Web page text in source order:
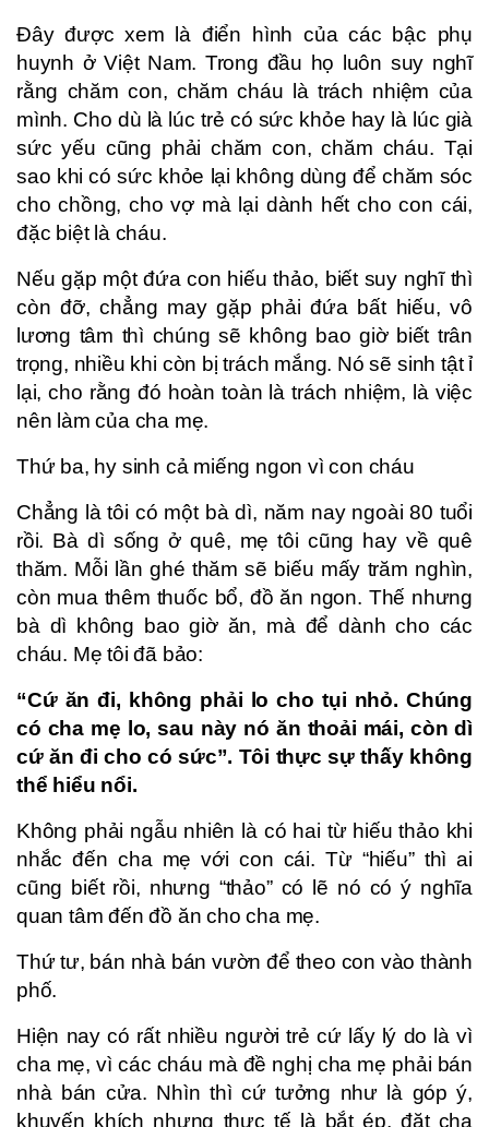
Đây được xem là điển hình của các bậc phụ
huynh ở Việt Nam. Trong đầu họ luôn suy nghĩ
rằng chăm con, chăm cháu là trách nhiệm của
mình. Cho dù là lúc trẻ có sức khỏe hay là lúc già
sức yếu cũng phải chăm con, chăm cháu. Tại
sao khi có sức khỏe lại không dùng để chăm sóc
cho chồng, cho vợ mà lại dành hết cho con cái,
đặc biệt là cháu.
Nếu gặp một đứa con hiếu thảo, biết suy nghĩ thì
còn đỡ, chẳng may gặp phải đứa bất hiếu, vô
lương tâm thì chúng sẽ không bao giờ biết trân
trọng, nhiều khi còn bị trách mắng. Nó sẽ sinh tật ỉ
lại, cho rằng đó hoàn toàn là trách nhiệm, là việc
nên làm của cha mẹ.
Thứ ba, hy sinh cả miếng ngon vì con cháu
Chẳng là tôi có một bà dì, năm nay ngoài 80 tuổi
rồi. Bà dì sống ở quê, mẹ tôi cũng hay về quê
thăm. Mỗi lần ghé thăm sẽ biếu mấy trăm nghìn,
còn mua thêm thuốc bổ, đồ ăn ngon. Thế nhưng
bà dì không bao giờ ăn, mà để dành cho các
cháu. Mẹ tôi đã bảo:
“Cứ ăn đi, không phải lo cho tụi nhỏ. Chúng
có cha mẹ lo, sau này nó ăn thoải mái, còn dì
cứ ăn đi cho có sức”. Tôi thực sự thấy không
thể hiểu nổi.
Không phải ngẫu nhiên là có hai từ hiếu thảo khi
nhắc đến cha mẹ với con cái. Từ “hiếu” thì ai
cũng biết rồi, nhưng “thảo” có lẽ nó có ý nghĩa
quan tâm đến đồ ăn cho cha mẹ.
Thứ tư, bán nhà bán vườn để theo con vào thành
phố.
Hiện nay có rất nhiều người trẻ cứ lấy lý do là vì
cha mẹ, vì các cháu mà đề nghị cha mẹ phải bán
nhà bán cửa. Nhìn thì cứ tưởng như là góp ý,
khuyến khích nhưng thực tế là bắt ép, đặt cha